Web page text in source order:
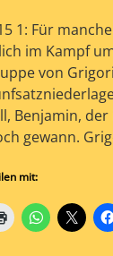
1: Für
im Kampf
von
Benjamin,
gewann.
mit: